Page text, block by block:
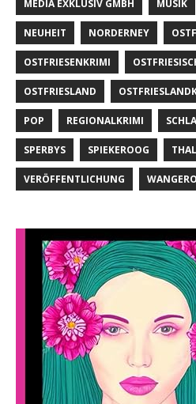
MEDIA EXKLUSIV GMBH MUSIK
NEUHEIT NORDERNEY
OSTFRIESENKRIMI
OSTFRIESLAND
POP REGIONALKRIMI
SPERBYS SPIEKEROOG
VERÖFFENTLICHUNG